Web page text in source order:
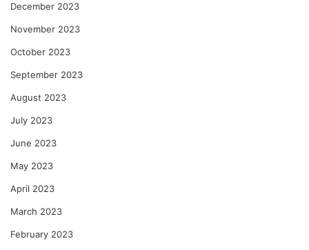
December 2023
November 2023
October 2023
September 2023
August 2023
July 2023
June 2023
May 2023
April 2023
March 2023
February 2023